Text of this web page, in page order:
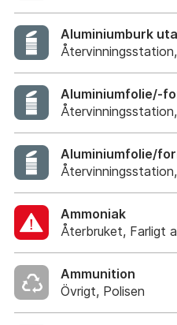
Aluminiumburk
Aluminiumfolie/-
Aluminiumfolie/
Ammoniak
Återbruket, Farligt
Ammunition
Övrigt, Polisen